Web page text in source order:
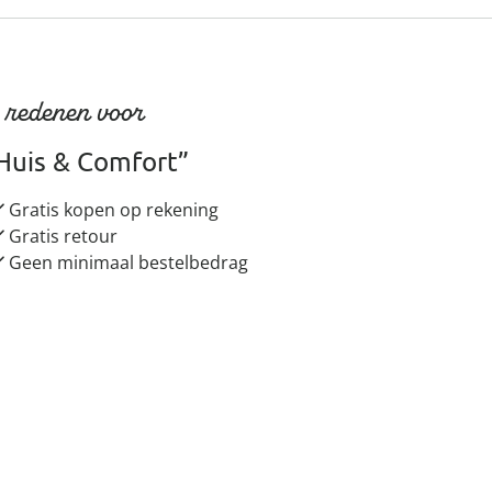
voor
& Comfort”
Gratis kopen op rekening
Gratis retour
Geen minimaal bestelbedrag